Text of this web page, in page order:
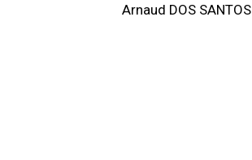
Arnaud DOS SANTOS